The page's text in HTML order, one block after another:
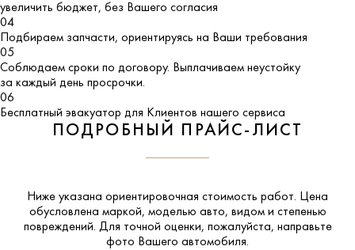
увеличить бюджет, без Вашего согласия
04
Подбираем запчасти, ориентируясь на Ваши требования
05
Соблюдаем сроки по договору. Выплачиваем неустойку
за каждый день просрочки.
06
Бесплатный эвакуатор для Клиентов нашего сервиса
ПОДРОБНЫЙ ПРАЙС-ЛИСТ
Ниже указана ориентировочная стоимость работ. Цена
обусловлена маркой, моделью авто, видом и степенью
повреждений. Для точной оценки, пожалуйста, направьте
фото Вашего автомобиля.